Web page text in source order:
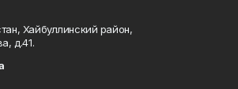
Хайбуллинский район,
д.41.